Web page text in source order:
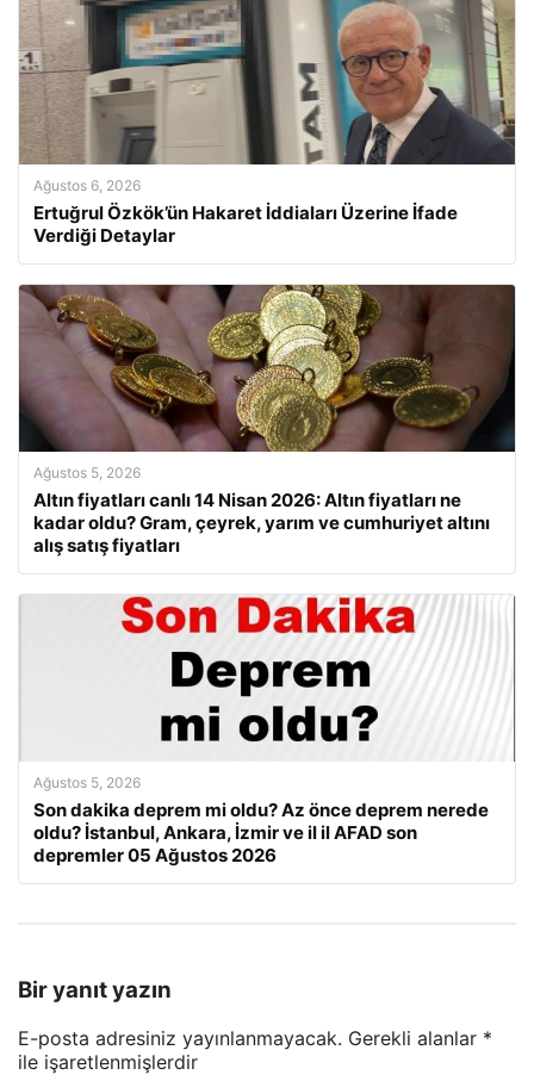
Ağustos 6, 2026
Ertuğrul Özkök’ün Hakaret İddiaları Üzerine İfade
Verdiği Detaylar
Ağustos 5, 2026
Altın fiyatları canlı 14 Nisan 2026: Altın fiyatları ne
kadar oldu? Gram, çeyrek, yarım ve cumhuriyet altını
alış satış fiyatları
Ağustos 5, 2026
Son dakika deprem mi oldu? Az önce deprem nerede
oldu? İstanbul, Ankara, İzmir ve il il AFAD son
depremler 05 Ağustos 2026
Bir yanıt yazın
E-posta adresiniz yayınlanmayacak. Gerekli alanlar *
ile işaretlenmişlerdir